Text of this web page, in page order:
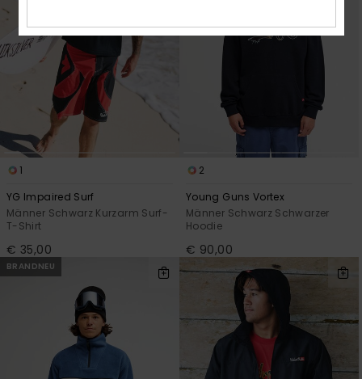
1
YG Impaired Surf
Männer Schwarz Kurzarm Surf-
T-Shirt
€ 35,00
2
Young Guns Vortex
Männer Schwarz Schwarzer
Hoodie
€ 90,00
BRANDNEU